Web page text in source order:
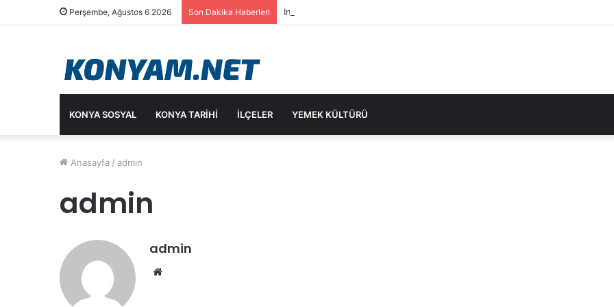
Perşembe, Ağustos 6 2026 Son Dakika Haberleri In Chat Communication Feels Fluid in English on Lusy.chat
KONYA SOSYAL KONYA TARİHİ İLÇELER YEMEK KÜLTÜRÜ
Anasayfa / admin
admin
admin
Web